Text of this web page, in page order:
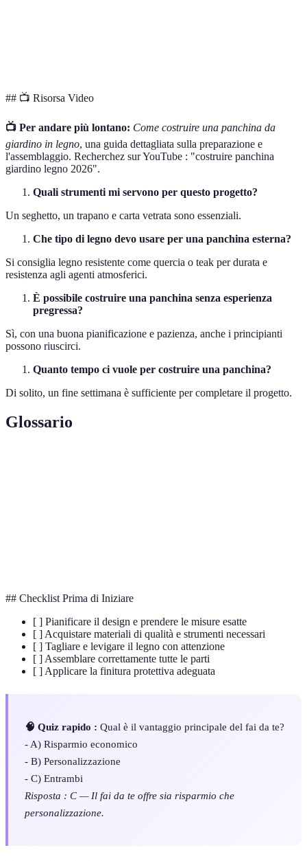
## 📺 Risorsa Video
📺 Per andare più lontano: Come costruire una panchina da
giardino in legno, una guida dettagliata sulla preparazione e
l'assemblaggio. Recherchez sur YouTube : "costruire panchina
giardino legno 2026".
Quali strumenti mi servono per questo progetto?
Un seghetto, un trapano e carta vetrata sono essenziali.
Che tipo di legno devo usare per una panchina esterna?
Si consiglia legno resistente come quercia o teak per durata e
resistenza agli agenti atmosferici.
È possibile costruire una panchina senza esperienza
pregressa?
Sì, con una buona pianificazione e pazienza, anche i principianti
possono riuscirci.
Quanto tempo ci vuole per costruire una panchina?
Di solito, un fine settimana è sufficiente per completare il progetto.
Glossario
## Checklist Prima di Iniziare
[ ] Pianificare il design e prendere le misure esatte
[ ] Acquistare materiali di qualità e strumenti necessari
[ ] Tagliare e levigare il legno con attenzione
[ ] Assemblare correttamente tutte le parti
[ ] Applicare la finitura protettiva adeguata
🧠 Quiz rapido : Qual è il vantaggio principale del fai da te?
- A) Risparmio economico
- B) Personalizzazione
- C) Entrambi
Risposta : C — Il fai da te offre sia risparmio che
personalizzazione.